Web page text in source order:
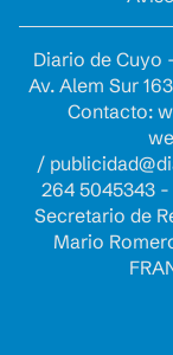
Diario de Cuyo
Av. Alem Sur
Contacto:
/
264 5045343 -
Secretario de
Mario